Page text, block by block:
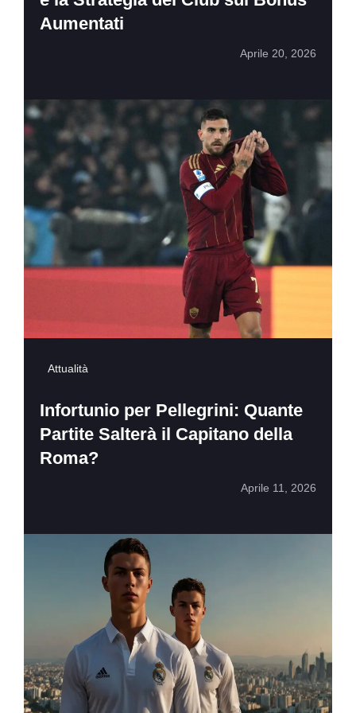
Aumentati
Aprile 20, 2026
Attualità
Infortunio per Pellegrini: Quante
Partite Salterà il Capitano della
Roma?
Aprile 11, 2026